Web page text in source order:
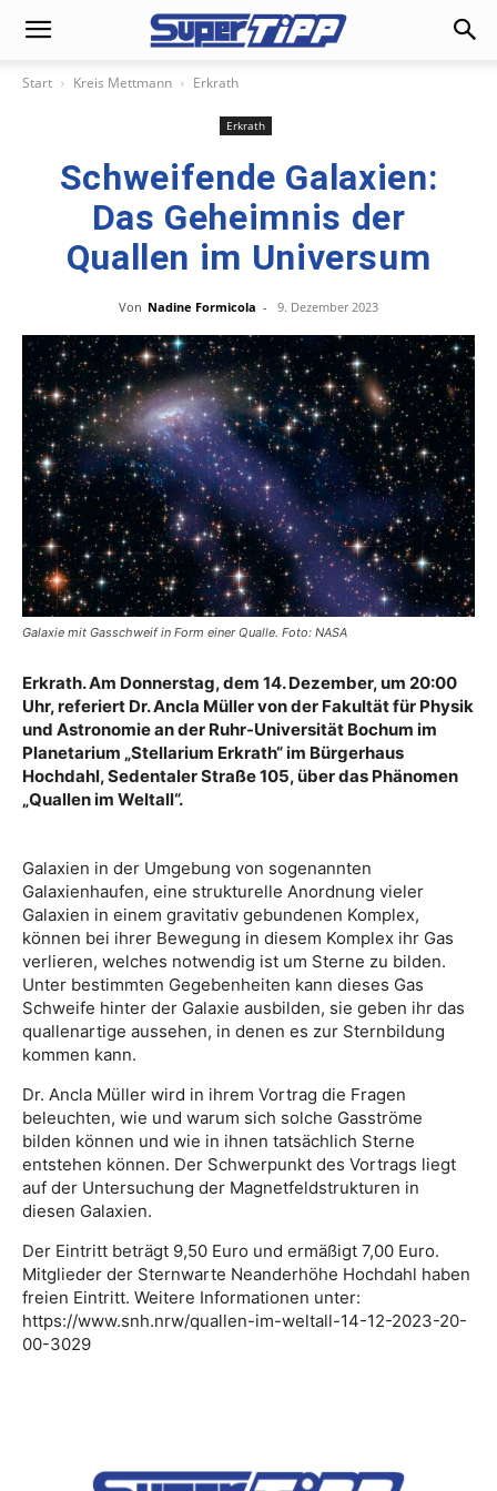
Start Kreis Mettmann Erkrath
Erkrath
Schweifende Galaxien:
Das Geheimnis der
Quallen im Universum
Von Nadine Formicola - 9. Dezember 2023
Galaxie mit Gasschweif in Form einer Qualle. Foto: NASA
Erkrath. Am Donnerstag, dem 14. Dezember, um 20:00
Uhr, referiert Dr. Ancla Müller von der Fakultät für Physik
und Astronomie an der Ruhr-Universität Bochum im
Planetarium „Stellarium Erkrath“ im Bürgerhaus
Hochdahl, Sedentaler Straße 105, über das Phänomen
„Quallen im Weltall“.
Galaxien in der Umgebung von sogenannten
Galaxienhaufen, eine strukturelle Anordnung vieler
Galaxien in einem gravitativ gebundenen Komplex,
können bei ihrer Bewegung in diesem Komplex ihr Gas
verlieren, welches notwendig ist um Sterne zu bilden.
Unter bestimmten Gegebenheiten kann dieses Gas
Schweife hinter der Galaxie ausbilden, sie geben ihr das
quallenartige aussehen, in denen es zur Sternbildung
kommen kann.
Dr. Ancla Müller wird in ihrem Vortrag die Fragen
beleuchten, wie und warum sich solche Gasströme
bilden können und wie in ihnen tatsächlich Sterne
entstehen können. Der Schwerpunkt des Vortrags liegt
auf der Untersuchung der Magnetfeldstrukturen in
diesen Galaxien.
Der Eintritt beträgt 9,50 Euro und ermäßigt 7,00 Euro.
Mitglieder der Sternwarte Neanderhöhe Hochdahl haben
freien Eintritt. Weitere Informationen unter:
https://www.snh.nrw/quallen-im-weltall-14-12-2023-20-
00-3029